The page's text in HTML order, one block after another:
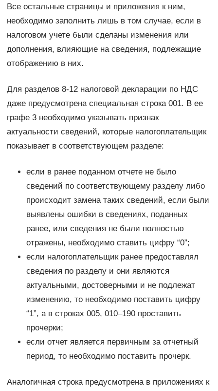
Все остальные страницы и приложения к ним,
необходимо заполнить лишь в том случае, если в
налоговом учете были сделаны изменения или
дополнения, влияющие на сведения, подлежащие
отображению в них.
Для разделов 8-12 налоговой декларации по НДС
даже предусмотрена специальная строка 001. В ее
графе 3 необходимо указывать признак
актуальности сведений, которые налогоплательщик
показывает в соответствующем разделе:
если в ранее поданном отчете не было
сведений по соответствующему разделу либо
происходит замена таких сведений, если были
выявлены ошибки в сведениях, поданных
ранее, или сведения не были полностью
отражены, необходимо ставить цифру “0”;
если налогоплательщик ранее предоставлял
сведения по разделу и они являются
актуальными, достоверными и не подлежат
изменению, то необходимо поставить цифру
“1”, а в строках 005, 010–190 проставить
прочерки;
если отчет является первичным за отчетный
период, то необходимо поставить прочерк.
Аналогичная строка предусмотрена в приложениях к